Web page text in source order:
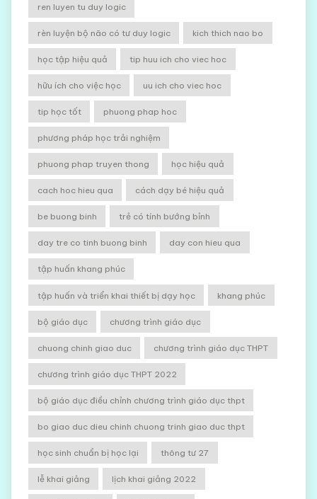
ren luyen tu duy logic
rèn luyện bộ não có tư duy logic kich thich nao bo
học tập hiệu quả tip huu ich cho viec hoc
hữu ích cho việc học uu ich cho viec hoc
tip học tốt phuong phap hoc
phương pháp học trải nghiệm
phuong phap truyen thong học hiệu quả
cach hoc hieu qua cách dạy bé hiệu quả
be buong binh trẻ có tính bướng bỉnh
day tre co tinh buong binh day con hieu qua
tập huấn khang phúc
tập huấn và triển khai thiết bị dạy học khang phúc
bộ giáo dục chương trình giáo dục
chuong chinh giao duc chương trình giáo dục THPT
chương trình giáo dục THPT 2022
bộ giáo dục điều chỉnh chương trình giáo dục thpt
bo giao duc dieu chinh chuong trinh giao duc thpt
học sinh chuẩn bị học lại thông tư 27
lễ khai giảng lịch khai giảng 2022